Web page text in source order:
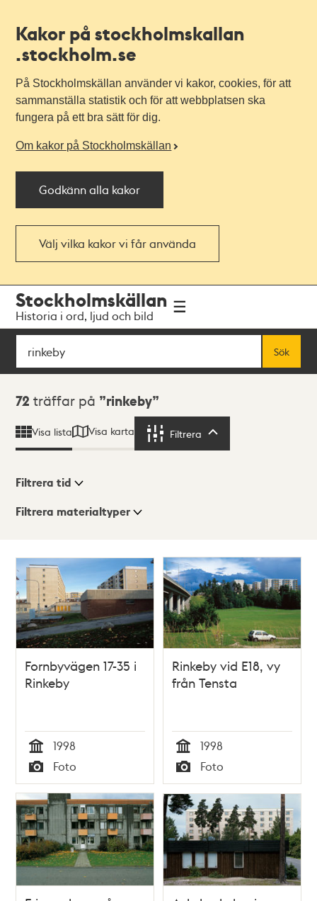
Kakor på stockholmskallan
.stockholm.se
På Stockholmskällan använder vi kakor, cookies, för att
sammanställa statistik och för att webbplatsen ska
fungera på ett bra sätt för dig.
Om kakor på Stockholmskällan
Godkänn alla kakor
Välj vilka kakor vi får använda
navigationen
huvudinnehållet
Stockholmskällan
Historia i ord, ljud och bild
Sök
Sök
Sökresultat
72 träffar på rinkeby
Visa lista Visa karta Filtrera
Visningsläge
ListaKarta
Filtrera tid
Filtrera materialtyper
träffar
Fornbyvägen 17-35 i
Rinkeby
Tid
1998
Typ
Foto
Rinkeby vid E18, vy
från Tensta
Tid
1998
Typ
Foto